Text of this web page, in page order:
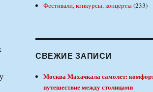
Фестивали, конкурсы, концерты(233)
СВЕЖИЕ ЗАПИСИ
Москва Махачкала самолет:
путешествие между столицами